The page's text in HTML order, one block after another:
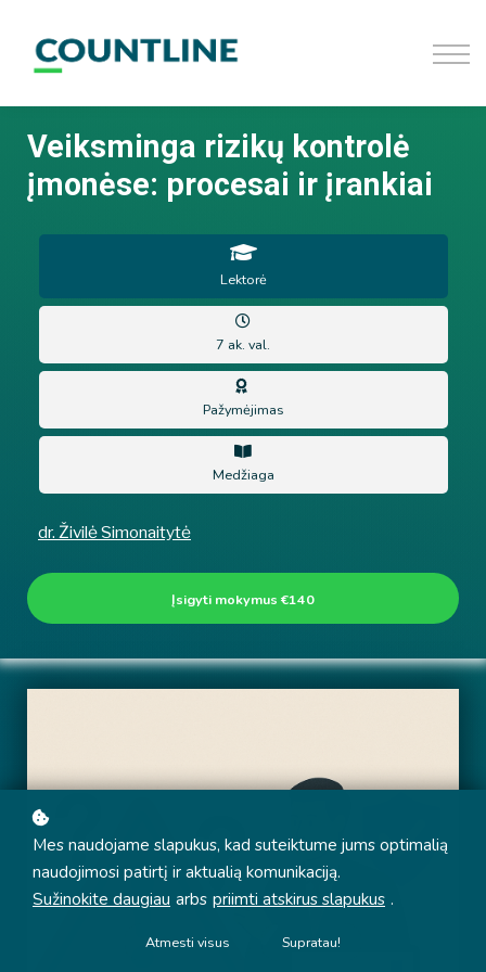
Veiksminga rizikų kontrolė
įmonėse: procesai ir įrankiai
Lektorė
7 ak. val.
Pažymėjimas
Medžiaga
dr. Živilė Simonaitytė
Įsigyti mokymus €140
Mes naudojame slapukus, kad suteiktume jums optimalią
naudojimosi patirtį ir aktualią komunikaciją.
Sužinokite daugiau arbs priimti atskirus slapukus .
Atmesti visus Supratau!